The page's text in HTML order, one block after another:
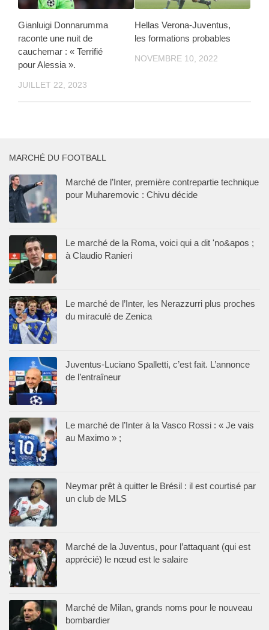
Gianluigi Donnarumma
raconte une nuit de
cauchemar : « Terrifié
pour Alessia ».
JUILLET 22, 2023
Hellas Verona-Juventus,
les formations probables
NOVEMBRE 10, 2022
MARCHÉ DU FOOTBALL
Marché de l’Inter, première contrepartie technique
pour Muharemovic : Chivu décide
Le marché de la Roma, voici qui a dit 'no&apos ;
à Claudio Ranieri
Le marché de l’Inter, les Nerazzurri plus proches
du miraculé de Zenica
Juventus-Luciano Spalletti, c’est fait. L’annonce
de l’entraîneur
Le marché de l’Inter à la Vasco Rossi : « Je vais
au Maximo » ;
Neymar prêt à quitter le Brésil : il est courtisé par
un club de MLS
Marché de la Juventus, pour l’attaquant (qui est
apprécié) le nœud est le salaire
Marché de Milan, grands noms pour le nouveau
bombardier